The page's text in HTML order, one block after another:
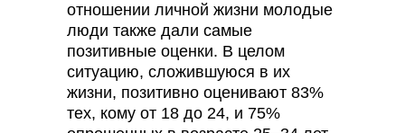
отношении личной жизни молодые
люди также дали самые
позитивные оценки. В целом
ситуацию, сложившуюся в их
жизни, позитивно оценивают 83%
тех, кому от 18 до 24, и 75%